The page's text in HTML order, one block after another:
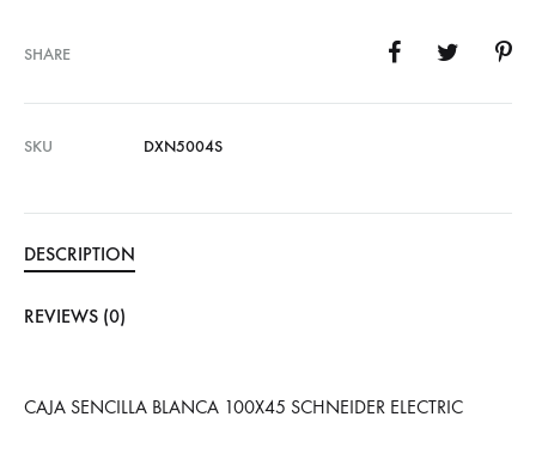
SHARE
SKU DXN5004S
DESCRIPTION
REVIEWS (0)
CAJA SENCILLA BLANCA 100X45 SCHNEIDER ELECTRIC